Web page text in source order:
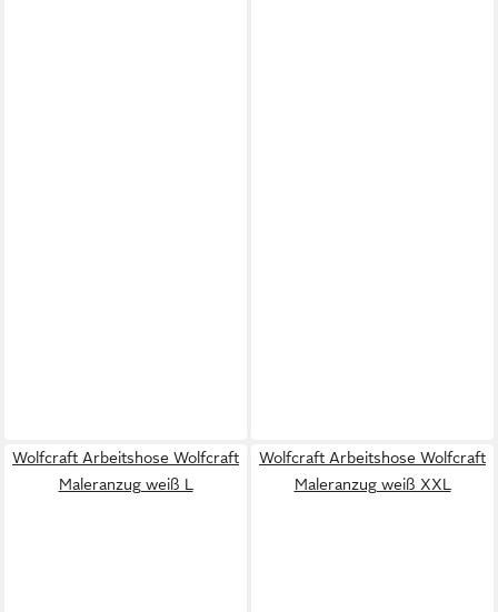
Wolfcraft Arbeitshose Wolfcraft
Maleranzug weiß L
Wolfcraft Arbeitshose Wolfcraft
Maleranzug weiß XXL